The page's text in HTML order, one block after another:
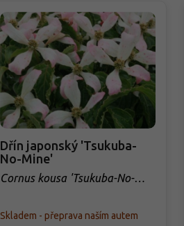
Dřín japonský 'Tsukuba-
No-Mine'
Cornus kousa 'Tsukuba-No-
Skladem - přeprava naším autem